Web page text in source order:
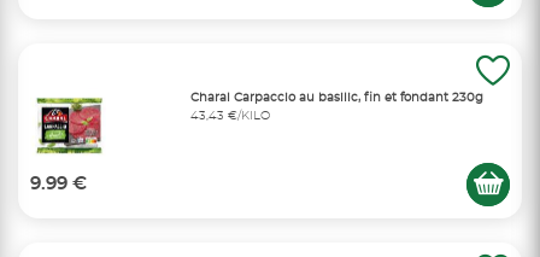
Charal Carpaccio au basilic, fin et fondant 230g
43,43 €/KILO
9.99 €